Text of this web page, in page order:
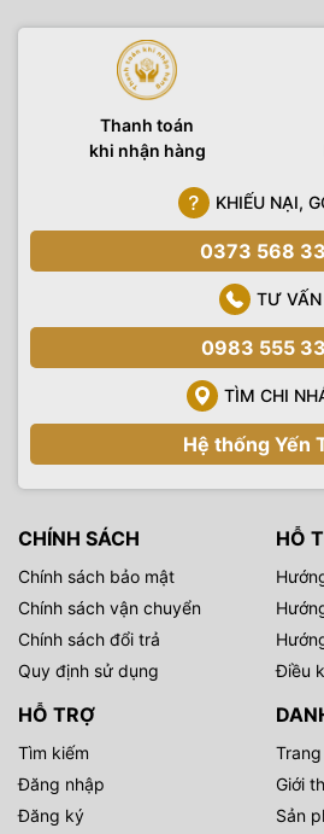
Thanh toán
khi nhận hàng
KHIẾU NẠI,
0373 568
TƯ VẤN
0983 555
TÌM CHI
Hệ thống Yến
CHÍNH SÁCH
Chính sách bảo mật
Chính sách vận chuyển
Chính sách đổi trả
Quy định sử dụng
HỖ
Điều
HỖ TRỢ
Tìm kiếm
Đăng nhập
Đăng ký
Giới
Sản